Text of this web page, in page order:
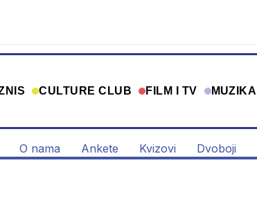
CULTURE CLUB FILM I TV MUZIKA
O nama Ankete Kvizovi Dvoboji